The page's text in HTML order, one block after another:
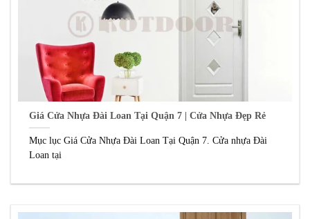
Giá Cửa Nhựa Đài Loan Tại Quận 7 | Cửa Nhựa Đẹp Rẻ
Mục lục Giá Cửa Nhựa Đài Loan Tại Quận 7. Cửa nhựa Đài
Loan tại